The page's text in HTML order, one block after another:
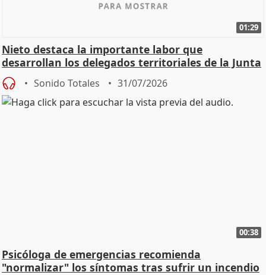
01:29
Nieto destaca la importante labor que
desarrollan los delegados territoriales de la Junta
Sonido Totales 31/07/2026
00:38
Psicóloga de emergencias recomienda
"normalizar" los síntomas tras sufrir un incendio